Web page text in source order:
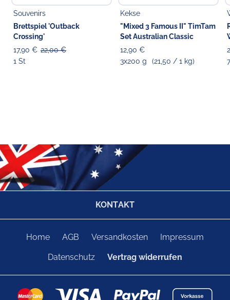
Souvenirs
Brettspiel 'Outback
Crossing'
17,90 € 22,00 €
1 St
Kekse
"Mixed 3 Famous II" TimTam
Set Australian Classic
12,90 €
3x200 g
(21,50 / 1 kg)
KONTAKT
Home AGB Versandkosten Impressum
Datenschutz Vertrag widerrufen